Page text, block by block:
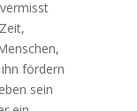
fördern
sein